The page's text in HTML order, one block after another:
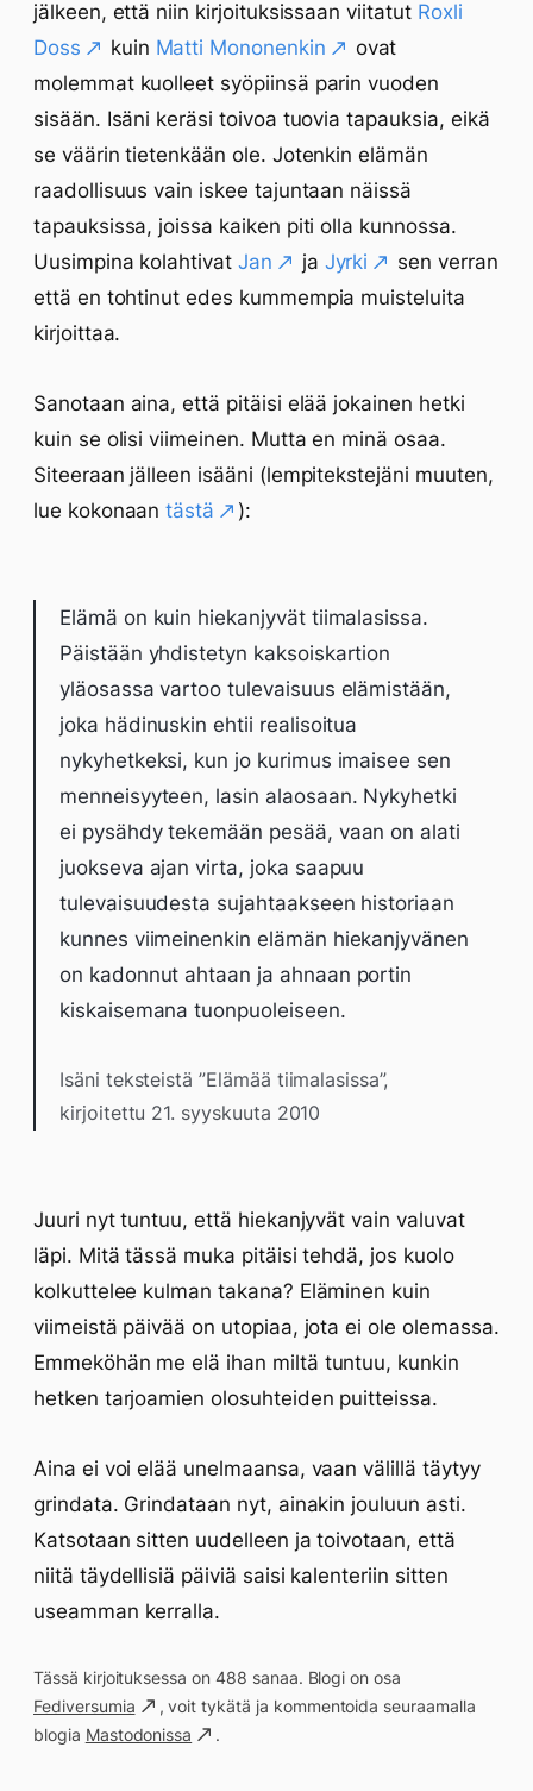
jälkeen, että niin kirjoituksissaan viitatut Roxli
Doss
kuin Matti Mononenkin
ovat
molemmat kuolleet syöpiinsä parin vuoden
sisään. Isäni keräsi toivoa tuovia tapauksia, eikä
se väärin tietenkään ole. Jotenkin elämän
raadollisuus vain iskee tajuntaan näissä
tapauksissa, joissa kaiken piti olla kunnossa.
Uusimpina kolahtivat Jan ja Jyrki
sen verran
että en tohtinut edes kummempia muisteluita
kirjoittaa.
Sanotaan aina, että pitäisi elää jokainen hetki
kuin se olisi viimeinen. Mutta en minä osaa.
Siteeraan jälleen isääni (lempitekstejäni muuten,
lue kokonaantästä ):
Elämä on kuin hiekanjyvät tiimalasissa.
Päistään yhdistetyn kaksoiskartion
yläosassa vartoo tulevaisuus elämistään,
joka hädinuskin ehtii realisoitua
nykyhetkeksi, kun jo kurimus imaisee sen
menneisyyteen, lasin alaosaan. Nykyhetki
ei pysähdy tekemään pesää, vaan on alati
juokseva ajan virta, joka saapuu
tulevaisuudesta sujahtaakseen historiaan
kunnes viimeinenkin elämän hiekanjyvänen
on kadonnut ahtaan ja ahnaan portin
kiskaisemana tuonpuoleiseen.
Isäni teksteistä ”Elämää tiimalasissa”,
kirjoitettu 21. syyskuuta 2010
Juuri nyt tuntuu, että hiekanjyvät vain valuvat
läpi. Mitä tässä muka pitäisi tehdä, jos kuolo
kolkuttelee kulman takana? Eläminen kuin
viimeistä päivää on utopiaa, jota ei ole olemassa.
Emmeköhän me elä ihan miltä tuntuu, kunkin
hetken tarjoamien olosuhteiden puitteissa.
Aina ei voi elää unelmaansa, vaan välillä täytyy
grindata. Grindataan nyt, ainakin jouluun asti.
Katsotaan sitten uudelleen ja toivotaan, että
niitä täydellisiä päiviä saisi kalenteriin sitten
useamman kerralla.
Tässä kirjoituksessa on 488 sanaa. Blogi on osa
Fediversumia
, voit tykätä ja kommentoida seuraamalla
blogia Mastodonissa .